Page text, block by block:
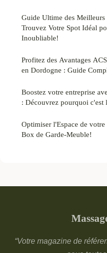
Guide Ultime des Meilleurs
Trouvez Votre Spot Idéal
Inoubliable!
Profitez des Avantages
en Dordogne : Guide
Boostez votre entreprise
: Découvrez pourquoi c'est
Optimiser l'Espace de
Box de Garde-Meuble!
“Votre magazine de